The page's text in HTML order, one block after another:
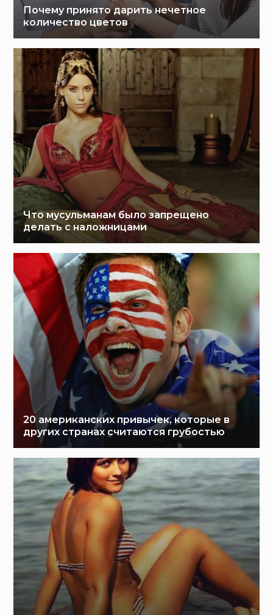
Почему принято дарить нечетное
количество цветов
Что мусульманам было запрещено
делать с наложницами
20 американских привычек, которые в
других странах считаются грубостью